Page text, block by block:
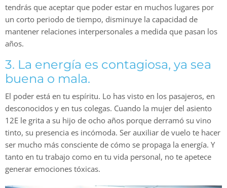
tendrás que aceptar que poder estar en muchos lugares por
un corto periodo de tiempo, disminuye la capacidad de
mantener relaciones interpersonales a medida que pasan los
años.
3. La energía es contagiosa, ya sea
buena o mala.
El poder está en tu espíritu. Lo has visto en los pasajeros, en
desconocidos y en tus colegas. Cuando la mujer del asiento
12E le grita a su hijo de ocho años porque derramó su vino
tinto, su presencia es incómoda. Ser auxiliar de vuelo te hacer
ser mucho más consciente de cómo se propaga la energía. Y
tanto en tu trabajo como en tu vida personal, no te apetece
generar emociones tóxicas.